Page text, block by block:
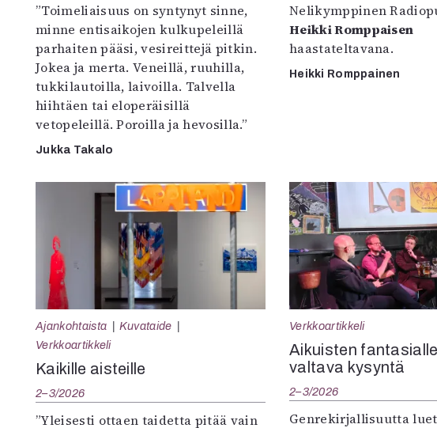
”Toimeliaisuus on syntynyt sinne,
minne entisaikojen kulkupeleillä
parhaiten pääsi, vesireittejä pitkin.
Jokea ja merta. Veneillä, ruuhilla,
tukkilautoilla, laivoilla. Talvella
hiihtäen tai eloperäisillä
vetopeleillä. Poroilla ja hevosilla.”
Jukka Takalo
Nelikymppinen
Heikki Romppaisen
haastateltavana.
Heikki Romppainen
Ajankohtaista
Kuvataide
Verkkoartikkeli
Kaikille aisteille
2–3/2026
”Yleisesti ottaen taidetta pitää vain
Verkkoartikkeli
Aikuisten
valtava kysyntä
2–3/2026
Genrekirjallisuutta